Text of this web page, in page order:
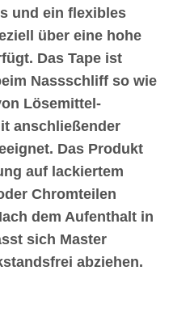
und ein flexibles
über eine hohe
Das Tape ist
Nassschliff so wie
Lösemittel-
anschließender
Das Produkt
auf lackiertem
Chromteilen
dem Aufenthalt in
sich Master
abziehen.